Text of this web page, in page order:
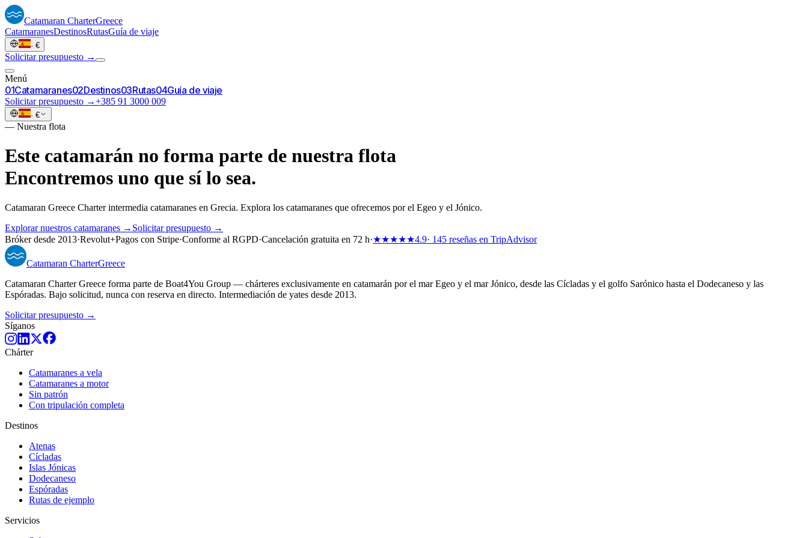
Catamaran CharterGreece
CatamaranesDestinosRutasGuía de viaje
· €
Solicitar presupuesto →
Menú
01Catamaranes02Destinos03Rutas04Guía de viaje
Solicitar presupuesto →+385 91 3000 009
· €
— Nuestra flota
Este catamarán no forma parte de nuestra flota
Encontremos uno que sí lo sea.
Catamaran Greece Charter intermedia catamaranes en Grecia. Explora los catamaranes que ofrecemos por el Egeo y el Jónico.
Explorar nuestros catamaranes → Solicitar presupuesto →
Bróker desde 2013·Revolut+Pagos con Stripe·Conforme al RGPD·Cancelación gratuita en 72 h·★★★★★4.9· 145 reseñas en TripAdvisor
Catamaran CharterGreece
Catamaran Charter Greece forma parte de Boat4You Group — chárteres exclusivamente en catamarán por el mar Egeo y el mar Jónico, desde las Cícladas y el golfo Sarónico hasta el Dodecaneso y las
Espóradas. Bajo solicitud, nunca con reserva en directo. Intermediación de yates desde 2013.
Solicitar presupuesto →
Síganos
Chárter
Catamaranes a vela
Catamaranes a motor
Sin patrón
Con tripulación completa
Destinos
Atenas
Cícladas
Islas Jónicas
Dodecaneso
Espóradas
Rutas de ejemplo
Servicios